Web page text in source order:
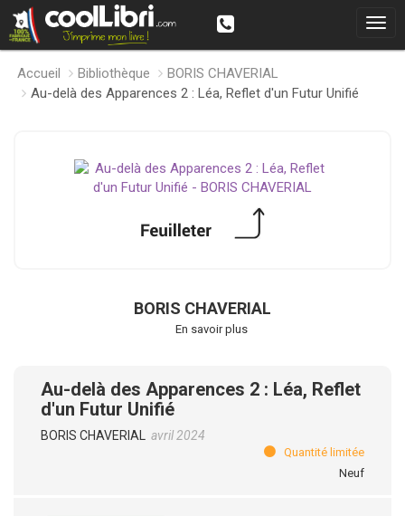
Accueil Bibliothèque
BORIS CHAVERIAL
Au-delà des Apparences 2 : Léa, Reflet d'un Futur Unifié
BORIS CHAVERIAL
En savoir plus
Au-delà des Apparences 2 : Léa, Reflet
d'un Futur Unifié
BORIS CHAVERIAL avril 2024
Quantité limitée
Neuf